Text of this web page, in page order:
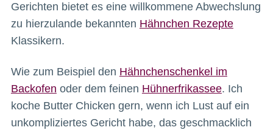
Gerichten bietet es eine willkommene Abwechslung
zu hierzulande bekannten Hähnchen Rezepte
Klassikern.
Wie zum Beispiel den Hähnchenschenkel im
Backofen oder dem feinen Hühnerfrikassee. Ich
koche Butter Chicken gern, wenn ich Lust auf ein
unkompliziertes Gericht habe, das geschmacklich